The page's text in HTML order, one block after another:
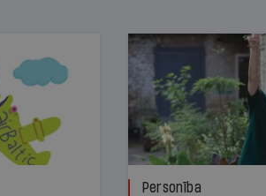
Personība